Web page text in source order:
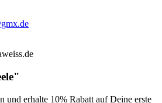
und erhalte 10% Rabatt auf Deine erste